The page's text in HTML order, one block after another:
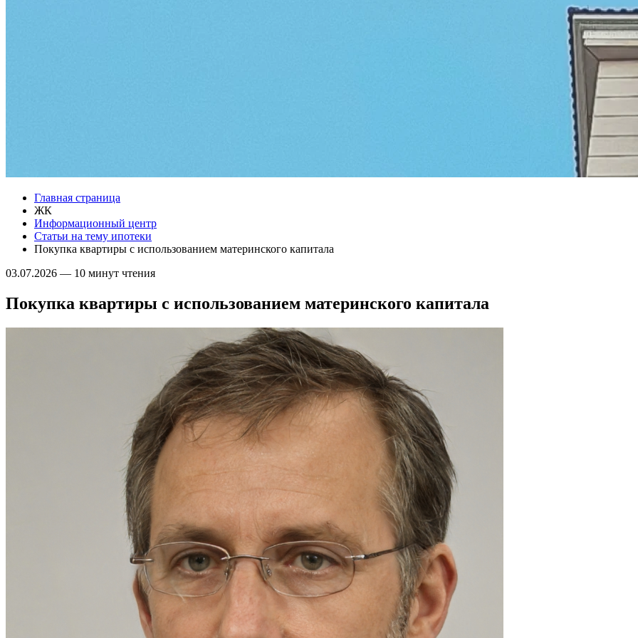
Главная страница
ЖК
Информационный центр
Статьи на тему ипотеки
Покупка квартиры с использованием материнского капитала
03.07.2026 — 10 минут чтения
Покупка квартиры с использованием материнского капитала